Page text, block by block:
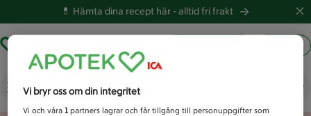
💊 Hämta dina recept här -alltid fri frakt
Vad letar du efter idag?
Vi bryr oss om din integritet
Vi och våra1 partners lagrar och får tillgång till personuppgifter som